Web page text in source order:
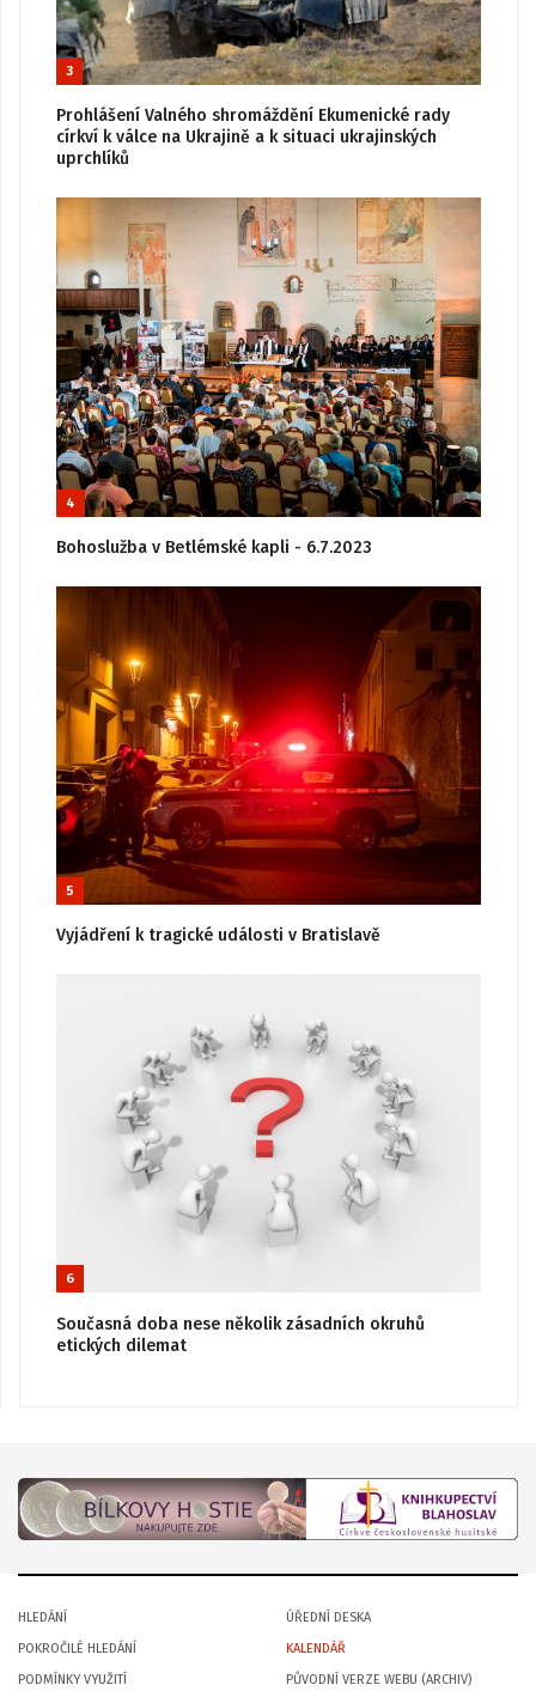
3
Prohlášení Valného shromáždění Ekumenické rady
církví k válce na Ukrajině a k situaci ukrajinských
uprchlíků
4
Bohoslužba v Betlémské kapli - 6.7.2023
5
Vyjádření k tragické události v Bratislavě
6
Současná doba nese několik zásadních okruhů
etických dilemat
HLEDÁNÍ
POKROČILÉ HLEDÁNÍ
PODMÍNKY VYUŽITÍ
ÚŘEDNÍ DESKA
KALENDÁŘ
PŮVODNÍ VERZE WEBU (ARCHIV)